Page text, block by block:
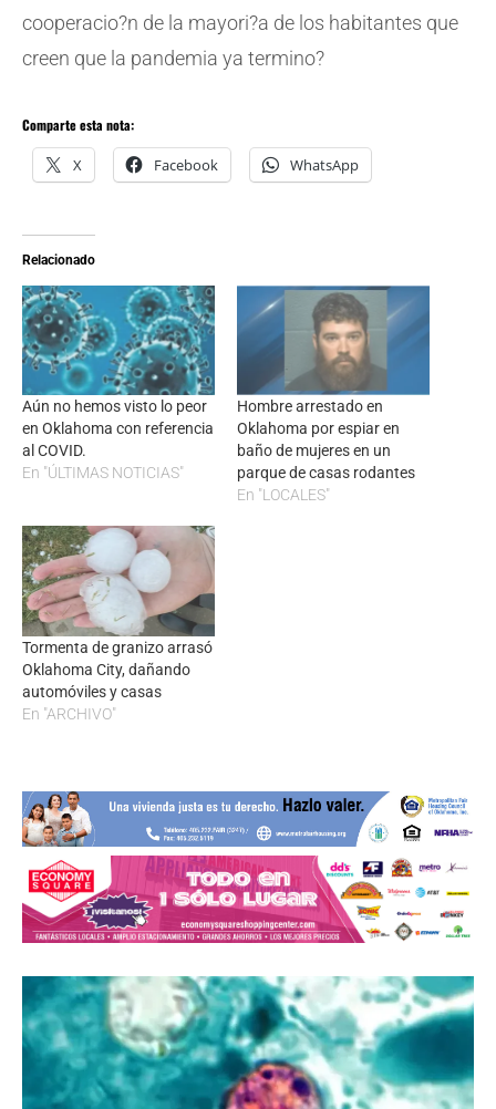
cooperacio?n de la mayori?a de los habitantes que
creen que la pandemia ya termino?
Comparte esta nota:
X Facebook WhatsApp
Relacionado
Aún no hemos visto lo peor
en Oklahoma con referencia
al COVID.
En "ÚLTIMAS NOTICIAS"
Hombre arrestado en
Oklahoma por espiar en
baño de mujeres en un
parque de casas rodantes
En "LOCALES"
Tormenta de granizo arrasó
Oklahoma City, dañando
automóviles y casas
En "ARCHIVO"